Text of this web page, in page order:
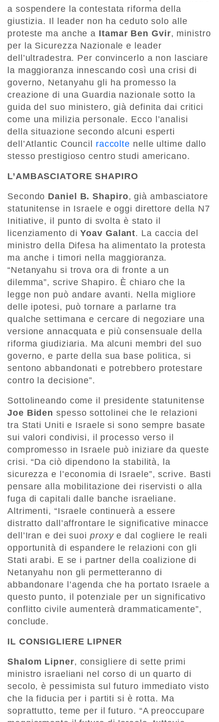
a sospendere la contestata riforma della
giustizia. Il leader non ha ceduto solo alle
proteste ma anche a Itamar Ben Gvir, ministro
per la Sicurezza Nazionale e leader
dell’ultradestra. Per convincerlo a non lasciare
la maggioranza innescando così una crisi di
governo, Netanyahu gli ha promesso la
creazione di una Guardia nazionale sotto la
guida del suo ministero, già definita dai critici
come una milizia personale. Ecco l’analisi
della situazione secondo alcuni esperti
dell’Atlantic Council raccolte nelle ultime dallo
stesso prestigioso centro studi americano.
L’AMBASCIATORE SHAPIRO
Secondo Daniel B. Shapiro, già ambasciatore
statunitense in Israele e oggi direttore della N7
Initiative, il punto di svolta è stato il
licenziamento diYoav Galant. La caccia del
ministro della Difesa ha alimentato la protesta
ma anche i timori nella maggioranza.
“Netanyahu si trova ora di fronte a un
dilemma”, scrive Shapiro. È chiaro che la
legge non può andare avanti. Nella migliore
delle ipotesi, può tornare a parlarne tra
qualche settimana e cercare di negoziare una
versione annacquata e più consensuale della
riforma giudiziaria. Ma alcuni membri del suo
governo, e parte della sua base politica, si
sentono abbandonati e potrebbero protestare
contro la decisione”.
Sottolineando come il presidente statunitense
Joe Biden spesso sottolinei che le relazioni
tra Stati Uniti e Israele si sono sempre basate
sui valori condivisi, il processo verso il
compromesso in Israele può iniziare da queste
crisi. “Da ciò dipendono la stabilità, la
sicurezza e l’economia di Israele”, scrive. Basti
pensare alla mobilitazione dei riservisti o alla
fuga di capitali dalle banche israeliane.
Altrimenti, “Israele continuerà a essere
distratto dall’affrontare le significative minacce
dell’Iran e dei suoi proxye dal cogliere le reali
opportunità di espandere le relazioni con gli
Stati arabi. E se i partner della coalizione di
Netanyahu non gli permetteranno di
abbandonare l’agenda che ha portato Israele a
questo punto, il potenziale per un significativo
conflitto civile aumenterà drammaticamente”,
conclude.
IL CONSIGLIERE LIPNER
Shalom Lipner, consigliere di sette primi
ministro israeliani nel corso di un quarto di
secolo, è pessimista sul futuro immediato visto
che la fiducia per i partiti si è rotta. Ma
soprattutto, teme per il futuro. “A preoccupare